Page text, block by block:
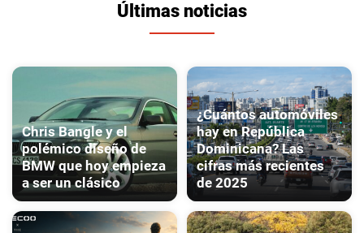
Últimas noticias
Chris Bangle y el
polémico diseño de
BMW que hoy empieza
a ser un clásico
¿Cuántos automóviles
hay en República
Dominicana? Las
cifras más recientes
de 2025